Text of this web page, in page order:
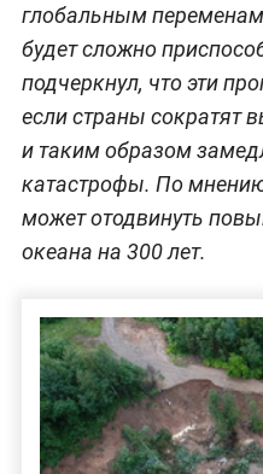
глобальным
будет сложно
подчеркнул, что эти
если страны сократят
и таким образом
катастрофы. По
может отодвинуть
океана на 300 лет.